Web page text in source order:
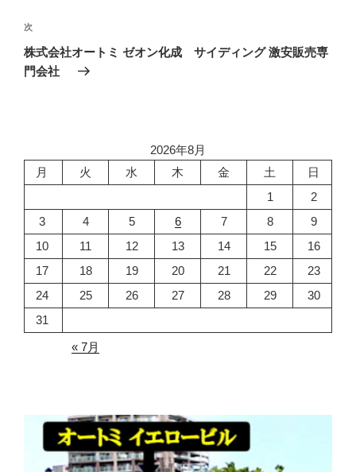
ゲ
ー
シ
次
の
投
次
株式会社オートミ ゼオン化成 サイディング 激安販売専
門会社
2026年8月
月
火 水 木 金 土
日
1
2
3
4 5 6 7 8
9
10
11 12 13 14 15
16
17
18 19 20 21 22
23
24
25 26 27 28 29
30
31
« 7月